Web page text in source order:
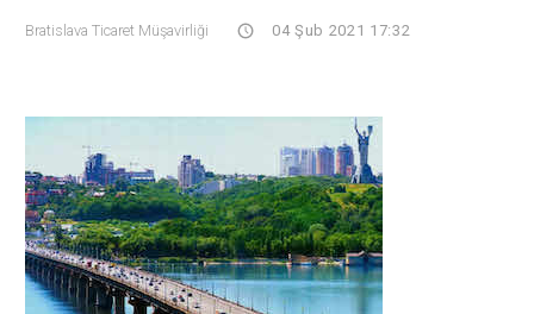
Bratislava Ticaret Müşavirliği 04 Şub 2021 17:32